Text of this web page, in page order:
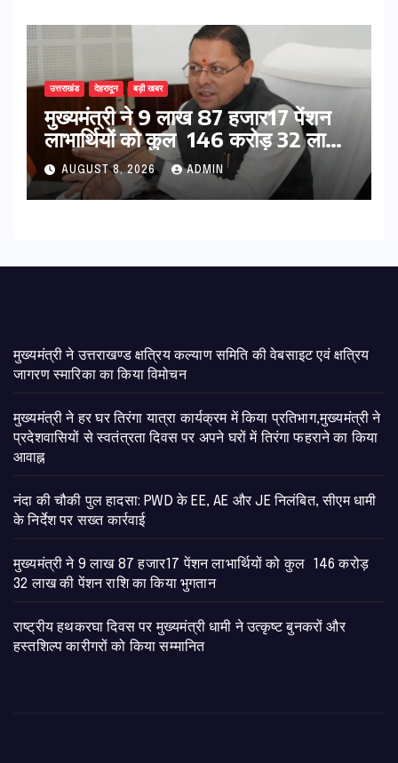
उत्तराखंड देहरादून बड़ी खबर
मुख्यमंत्री ने 9 लाख 87 हजार17 पेंशन
लाभार्थियों को कुल 146 करोड़ 32 लाख
की पेंशन राशि का किया भुगतान
AUGUST 8, 2026 ADMIN
मुख्यमंत्री ने उत्तराखण्ड क्षत्रिय कल्याण समिति की वेबसाइट एवं क्षत्रिय
जागरण स्मारिका का किया विमोचन
मुख्यमंत्री ने हर घर तिरंगा यात्रा कार्यक्रम में किया प्रतिभाग,मुख्यमंत्री ने
प्रदेशवासियों से स्वतंत्रता दिवस पर अपने घरों में तिरंगा फहराने का किया
आवाह्न
नंदा की चौकी पुल हादसा: PWD के EE, AE और JE निलंबित, सीएम धामी
के निर्देश पर सख्त कार्रवाई
मुख्यमंत्री ने 9 लाख 87 हजार17 पेंशन लाभार्थियों को कुल 146 करोड़
32 लाख की पेंशन राशि का किया भुगतान
राष्ट्रीय हथकरघा दिवस पर मुख्यमंत्री धामी ने उत्कृष्ट बुनकरों और
हस्तशिल्प कारीगरों को किया सम्मानित